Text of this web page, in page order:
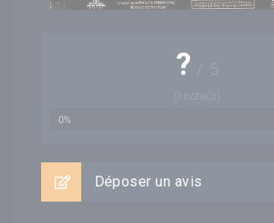
? / 5
note(s)
0%
Déposer un avis